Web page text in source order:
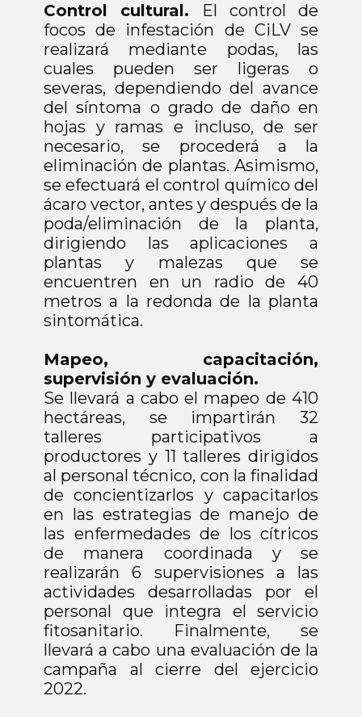
Control cultural. El control de
focos de infestación de CiLV se
realizará mediante podas, las
cuales pueden ser ligeras o
severas, dependiendo del avance
del síntoma o grado de daño en
hojas y ramas e incluso, de ser
necesario, se procederá a la
eliminación de plantas. Asimismo,
se efectuará el control químico del
ácaro vector, antes y después de la
poda/eliminación de la planta,
dirigiendo las aplicaciones a
plantas y malezas que se
encuentren en un radio de 40
metros a la redonda de la planta
sintomática.
Mapeo, capacitación,
supervisión y evaluación.
Se llevará a cabo el mapeo de 410
hectáreas, se impartirán 32
talleres participativos a
productores y 11 talleres dirigidos
al personal técnico, con la finalidad
de concientizarlos y capacitarlos
en las estrategias de manejo de
las enfermedades de los cítricos
de manera coordinada y se
realizarán 6 supervisiones a las
actividades desarrolladas por el
personal que integra el servicio
fitosanitario. Finalmente, se
llevará a cabo una evaluación de la
campaña al cierre del ejercicio
2022.